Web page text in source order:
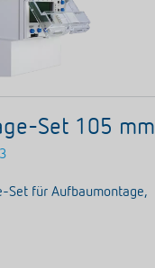
Set 105 mm
Set für Aufbaumontage,